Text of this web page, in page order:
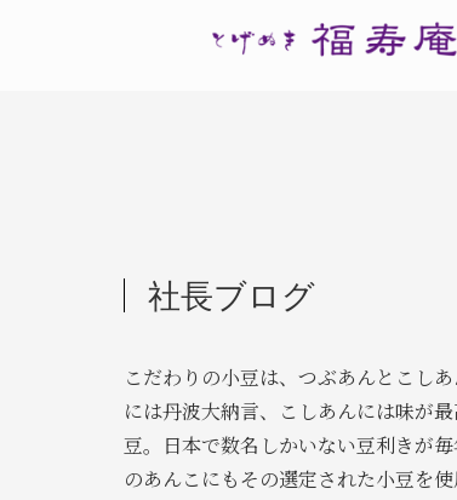
社長ブログ
こだわりの小豆は、つぶあんとこし
には丹波大納言、こしあんには味が
豆。日本で数名しかいない豆利きが
のあんこにもその選定された小豆を使